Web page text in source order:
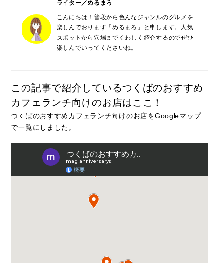
ライター／めるまろ
こんにちは！普段から色んなジャンルのグルメを
楽しんでおります「めるまろ」と申します。人気
スポットから穴場までくわしく紹介するのでぜひ
楽しんでいってくださいね。
この記事で紹介しているつくばのおすすめ
カフェランチ向けのお店はここ！
つくばのおすすめカフェランチ向けのお店をGoogleマップ
で一覧にしました。